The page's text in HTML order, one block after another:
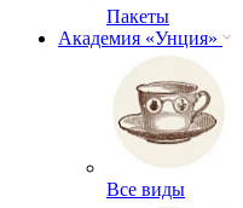
Пакеты
Академия «Унция»
Все виды